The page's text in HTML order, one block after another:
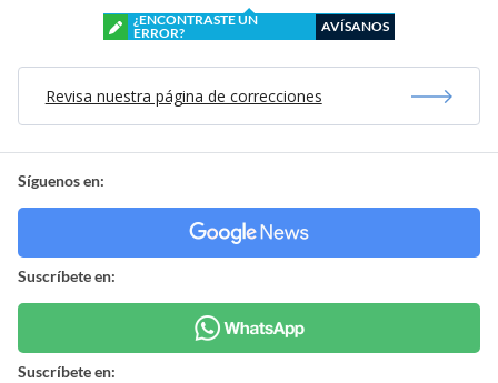
¿ENCONTRASTE UN
ERROR?
AVÍSANOS
Revisa nuestra página de correcciones
Síguenos en:
Suscríbete en:
Suscríbete en: